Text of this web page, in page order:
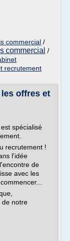
commercial /
commercial /
recrutement
offres et
spécialisé
recrutement !
l'idée
de
avec les
de notre